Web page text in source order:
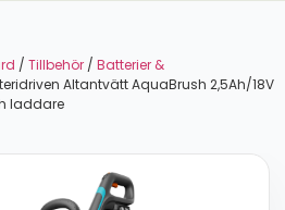
/ Tillbehör / Batterier &
Altantvätt AquaBrush 2,5Ah/18V
laddare